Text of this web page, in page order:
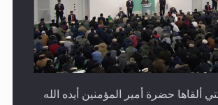
ألقاها حضرة أمير المؤمنين أيده الله